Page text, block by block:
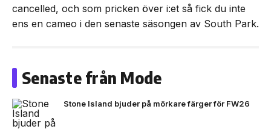
cancelled, och som pricken över i:et så fick du inte
ens en cameo i den senaste säsongen av South Park.
Senaste från Mode
Stone Island bjuder på mörkare färger för FW26